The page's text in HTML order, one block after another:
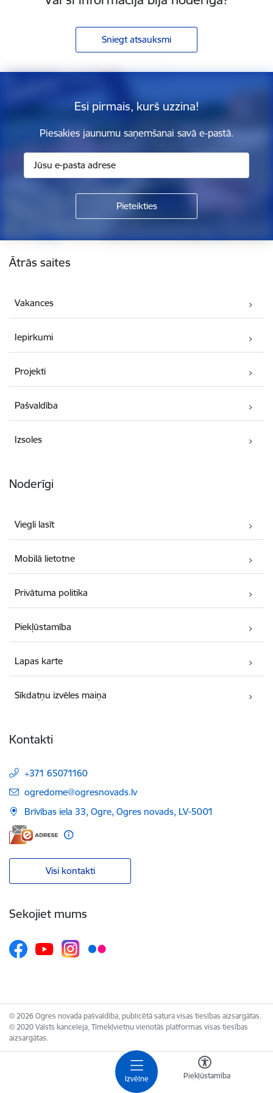
Izvēlne Piekļūstamība
Sniegt atsauksmi
Esi pirmais, kurš uzzina!
Piesakies jaunumu saņemšanai savā e-pastā.
Ātrās saites
Vakances
Iepirkumi
Projekti
Pašvaldība
Izsoles
Noderīgi
Viegli lasīt
Mobilā lietotne
Privātuma politika
Piekļūstamība
Lapas karte
Sīkdatņu izvēles maiņa
Kontakti
+371 65071160
E-pasts:
ogredome@ogresnovads.lv
Brīvības iela 33, Ogre, Ogres novads, LV-5001
Visi kontakti
Sekojiet mums
© 2026 Ogres novada pašvaldība, publicētā satura visas tiesības aizsargātas.
© 2020 Valsts kanceleja, Tīmekļvietņu vienotās platformas visas tiesības
aizsargātas.